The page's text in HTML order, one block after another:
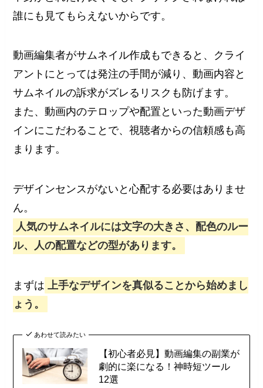
誰にも見てもらえないからです。
動画編集者がサムネイル作成もできると、クライ
アントにとっては発注の手間が減り、動画内容と
サムネイルの訴求がズレるリスクも防げます。
また、動画内のテロップや配置といった動画デザ
インにこだわることで、視聴者からの信頼感も高
まります。
デザインセンスがないと心配する必要はありませ
ん。
人気のサムネイルには文字の大きさ、配色のルー
ル、人の配置などの型があります。
まずは 上手なデザインを真似ることから始めまし
ょう。
あわせて読みたい
【初心者必見】動画編集の副業が
劇的に楽になる！神時短ツール
12選